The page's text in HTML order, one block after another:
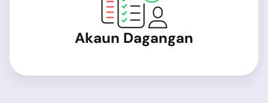
Akaun Dagangan